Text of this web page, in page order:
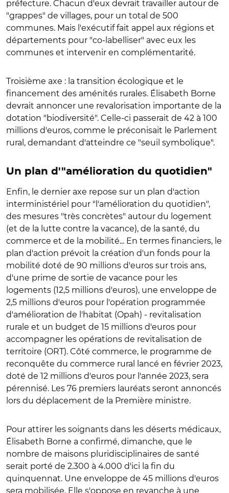
préfecture. Chacun d'eux devrait travailler autour de
"grappes" de villages, pour un total de 500
communes. Mais l'exécutif fait appel aux régions et
départements pour "co-labelliser" avec eux les
communes et intervenir en complémentarité.
Troisième axe : la transition écologique et le
financement des aménités rurales. Élisabeth Borne
devrait annoncer une revalorisation importante de la
dotation "biodiversité". Celle-ci passerait de 42 à 100
millions d'euros, comme le préconisait le Parlement
rural, demandant d'atteindre ce "seuil symbolique".
Un plan d'"amélioration du quotidien"
Enfin, le dernier axe repose sur un plan d'action
interministériel pour "l'amélioration du quotidien",
des mesures "très concrètes" autour du logement
(et de la lutte contre la vacance), de la santé, du
commerce et de la mobilité... En termes financiers, le
plan d'action prévoit la création d'un fonds pour la
mobilité doté de 90 millions d'euros sur trois ans,
d'une prime de sortie de vacance pour les
logements (12,5 millions d'euros), une enveloppe de
2,5 millions d'euros pour l'opération programmée
d'amélioration de l'habitat (Opah) - revitalisation
rurale et un budget de 15 millions d'euros pour
accompagner les opérations de revitalisation de
territoire (ORT). Côté commerce, le programme de
reconquête du commerce rural lancé en février 2023,
doté de 12 millions d'euros pour l'année 2023, sera
pérennisé. Les 76 premiers lauréats seront annoncés
lors du déplacement de la Première ministre.
Pour attirer les soignants dans les déserts médicaux,
Élisabeth Borne a confirmé, dimanche, que le
nombre de maisons pluridisciplinaires de santé
serait porté de 2.300 à 4.000 d'ici la fin du
quinquennat. Une enveloppe de 45 millions d'euros
sera mobilisée. Elle s'oppose en revanche à une